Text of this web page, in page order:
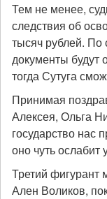
Тем не менее,
следствия об
тысяч рублей. По
документы будут
тогда Сутуга
Принимая
Алексея, Ольга
государство нас
оно чуть
Третий фигурант
Ален Воликов,